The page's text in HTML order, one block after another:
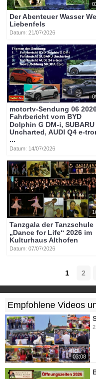
Der Abenteuer Wasser
Liebenfels
Datum: 21/07/2026
motortv-Sendung 06
Fahrbericht vom BYD
Dolphin G DM-i, SUBARU
Uncharted, AUDI Q4 e-
...
Datum: 14/07/2026
Tanzgala der Tanzschule
„Dance for Life“ 2026 im
Kulturhaus Althofen
Datum: 07/07/2026
1 2
Empfohlene Videos
03:08